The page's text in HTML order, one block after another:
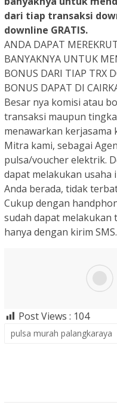
dari tiap transaksi
downline GRATIS.
ANDA DAPAT
BANYAKNYA UNTUK
BONUS DARI TIAP TRX
BONUS DAPAT DI
Besar nya komisi atau
transaksi maupun
menawarkan kerjasama
Mitra kami, sebagai
pulsa/voucher elektrik.
dapat melakukan usaha
Anda berada, tidak
Cukup dengan
sudah dapat
hanya dengan kirim SMS.
Post Views : 104
pulsa murah palangkaraya